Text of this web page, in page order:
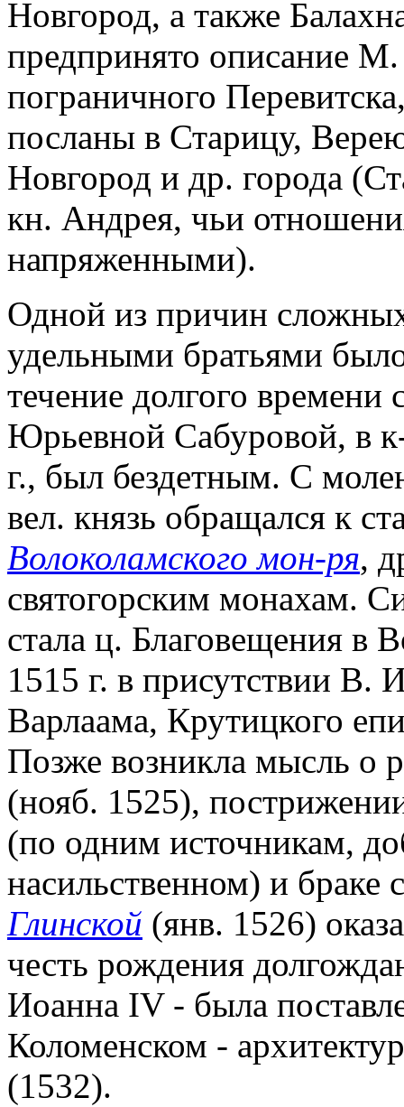
Новгород, а также
предпринято описание
пограничного
посланы в Старицу,
Новгород и др. города
кн. Андрея, чьи
напряженными).
Одной из причин
удельными братьями
течение долгого
Юрьевной Сабуровой, в
г., был бездетным. С
вел. князь обращался к
Волоколамского мон-ря,
святогорским монахам.
стала ц. Благовещения в
1515 г. в присутствии В.
Варлаама, Крутицкого
Позже возникла мысль о
(нояб. 1525),
(по одним источникам,
насильственном) и
Глинской (янв. 1526)
честь рождения
Иоанна IV - была
Коломенском -
(1532).